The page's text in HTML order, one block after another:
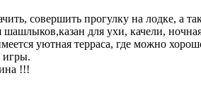
совершить прогулку на лодке, а
для ухи, качели,
уютная терраса, где можно
игры.
!!!